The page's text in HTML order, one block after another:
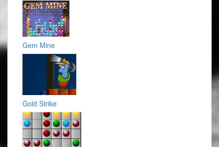
Gem Mine
Gold Strike